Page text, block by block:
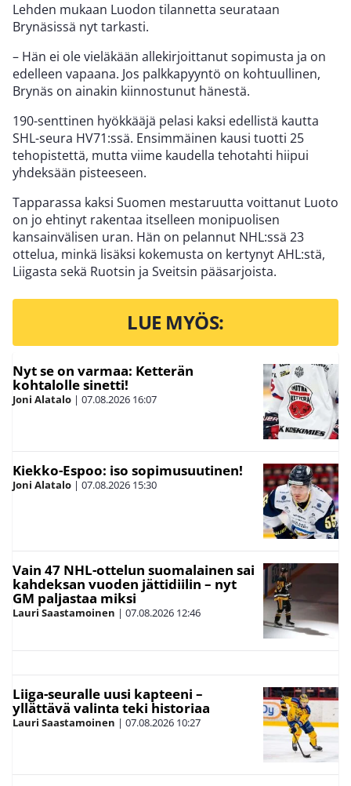
Lehden mukaan Luodon tilannetta seurataan
Brynäsissä nyt tarkasti.
– Hän ei ole vieläkään allekirjoittanut sopimusta ja on
edelleen vapaana. Jos palkkapyyntö on kohtuullinen,
Brynäs on ainakin kiinnostunut hänestä.
190-senttinen hyökkääjä pelasi kaksi edellistä kautta
SHL-seura HV71:ssä. Ensimmäinen kausi tuotti 25
tehopistettä, mutta viime kaudella tehotahti hiipui
yhdeksään pisteeseen.
Tapparassa kaksi Suomen mestaruutta voittanut Luoto
on jo ehtinyt rakentaa itselleen monipuolisen
kansainvälisen uran. Hän on pelannut NHL:ssä 23
ottelua, minkä lisäksi kokemusta on kertynyt AHL:stä,
Liigasta sekä Ruotsin ja Sveitsin pääsarjoista.
LUE MYÖS:
Nyt se on varmaa: Ketterän
kohtalolle sinetti!
Joni Alatalo | 07.08.2026 16:07
Kiekko-Espoo: iso sopimusuutinen!
Joni Alatalo | 07.08.2026 15:30
Vain 47 NHL-ottelun suomalainen sai
kahdeksan vuoden jättidiilin – nyt
GM paljastaa miksi
Lauri Saastamoinen | 07.08.2026 12:46
Liiga-seuralle uusi kapteeni –
yllättävä valinta teki historiaa
Lauri Saastamoinen | 07.08.2026 10:27